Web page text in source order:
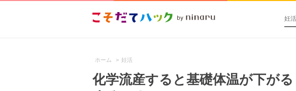
妊活
ホーム > 妊活
化学流産すると基礎体温が下が